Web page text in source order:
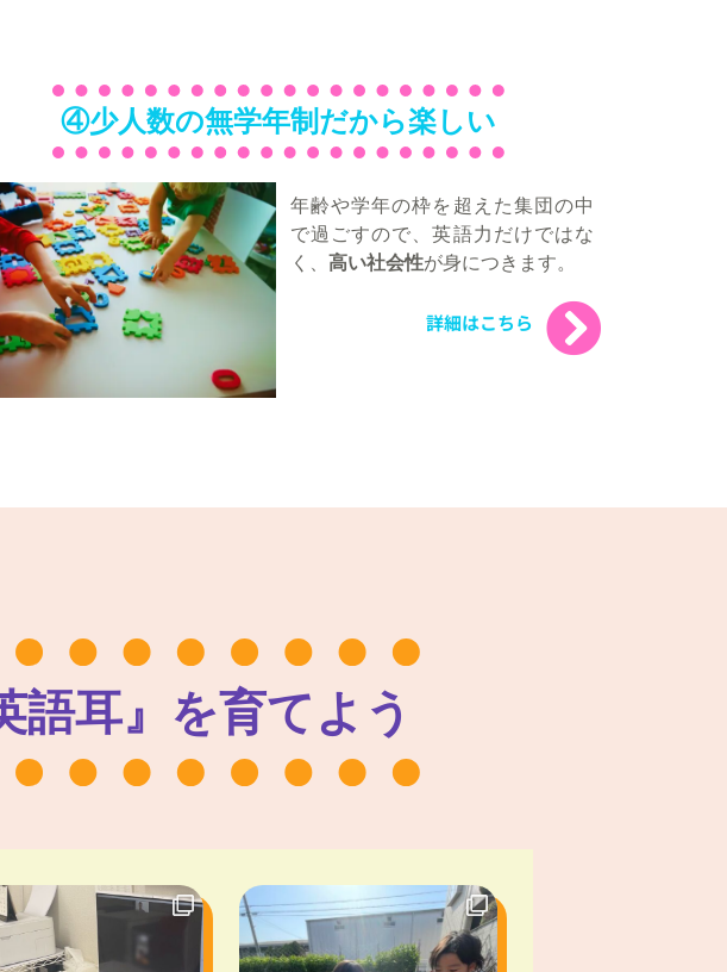
④少人数の無学年制だから楽しい
年齢や学年の枠を超えた集団の中
で過ごすので、英語力だけではな
く、 高い社会性が身につきます。
詳細はこちら
語耳』を育てよう